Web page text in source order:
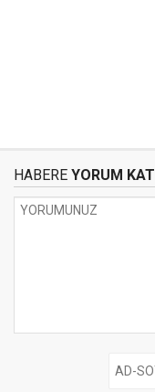
HABERE YORUM KAT